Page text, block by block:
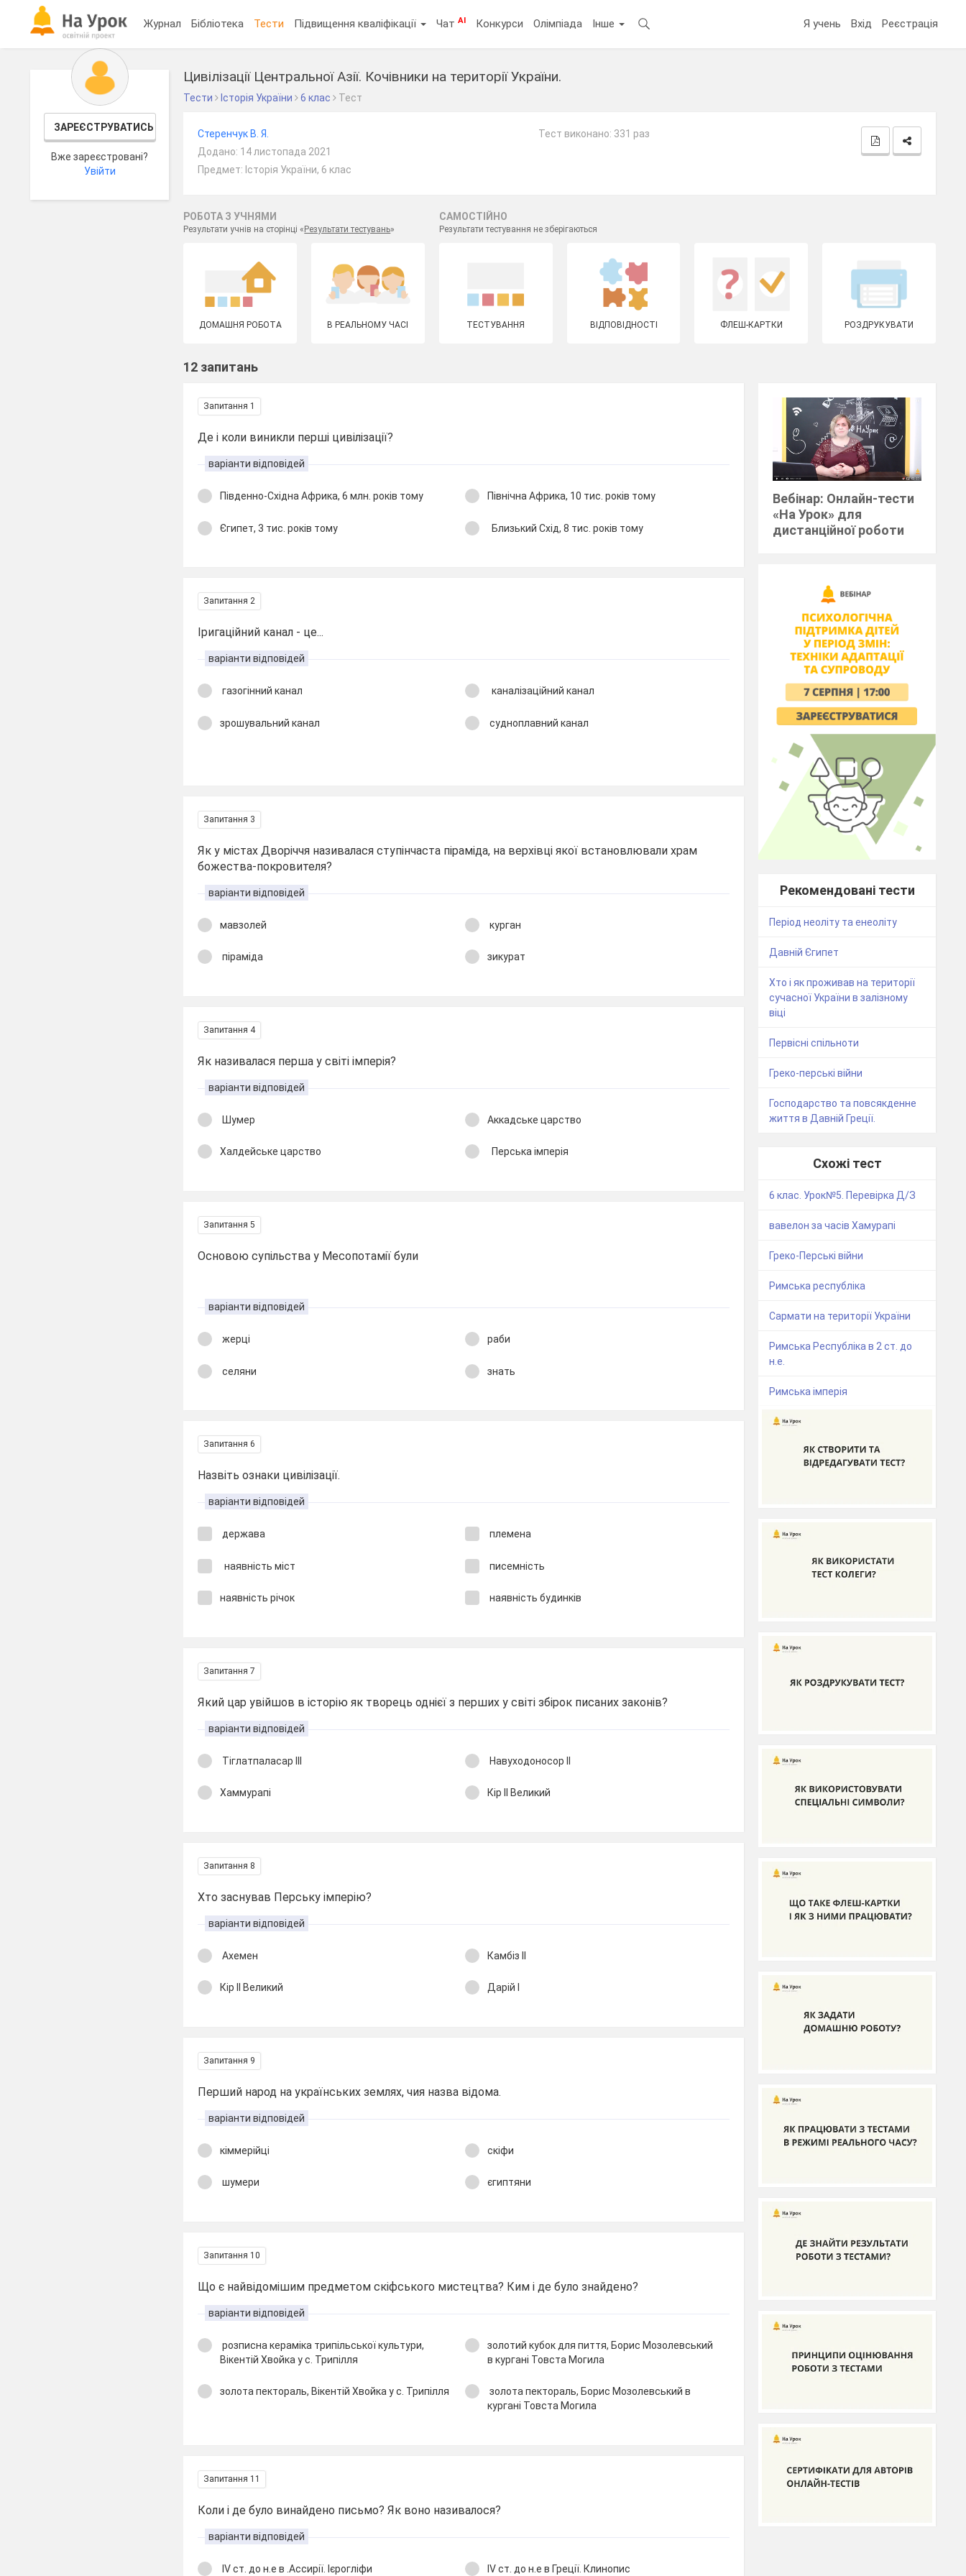
Журнал Бібліотека Тести Підвищення кваліфікації ЧатAI Конкурси Олімпіада Інше Я учень Вхід Реєстрація
ЗАРЕЄСТРУВАТИСЬ
Вже зареєстровані?
Увійти
Цивілізації Центральної Азії. Кочівники на території України.
Тести Історія України 6 клас Тест
Стеренчук В. Я.
Додано: 14 листопада 2021
Предмет: Історія України, 6 клас
Тест виконано: 331 раз
РОБОТА З УЧНЯМИ
Результати учнів на сторінці « Результати тестувань»
САМОСТІЙНО
Результати тестування не зберігаються
ДОМАШНЯ РОБОТА В РЕАЛЬНОМУ ЧАСІ ТЕСТУВАННЯ ВІДПОВІДНОСТІ ФЛЕШ-КАРТКИ РОЗДРУКУВАТИ
12 запитань
Запитання 1
Де і коли виникли перші цивілізації?
варіанти відповідей
Південно-Східна Африка, 6 млн. років тому Північна Африка, 10 тис. років тому
Єгипет, 3 тис. років тому Близький Схід, 8 тис. років тому
Запитання 2
Іригаційний канал - це...
варіанти відповідей
газогінний канал каналізаційний канал
зрошувальний канал судноплавний канал
Запитання 3
Як у містах Дворіччя називалася ступінчаста піраміда, на верхівці якої встановлювали храм
божества-покровителя?
варіанти відповідей
мавзолей курган
піраміда зикурат
Запитання 4
Як називалася перша у світі імперія?
варіанти відповідей
Шумер Аккадське царство
Халдейське царство Перська імперія
Запитання 5
Основою супільства у Месопотамії були
варіанти відповідей
жерці раби
селяни знать
Запитання 6
Назвіть ознаки цивілізації.
варіанти відповідей
держава племена
наявність міст писемність
наявність річок наявність будинків
Запитання 7
Який цар увійшов в історію як творець однієї з перших у світі збірок писаних законів?
варіанти відповідей
Тіглатпаласар ІІІ Навуходоносор ІІ
Хаммурапі Кір ІІ Великий
Запитання 8
Хто заснував Перську імперію?
варіанти відповідей
Ахемен Камбіз ІІ
Кір ІІ Великий Дарій І
Запитання 9
Перший народ на українських землях, чия назва відома.
варіанти відповідей
кіммерійці скіфи
шумери єгиптяни
Запитання 10
Що є найвідомішим предметом скіфського мистецтва? Ким і де було знайдено?
варіанти відповідей
розписна кераміка трипільської культури,
Вікентій Хвойка у с. Трипілля
золотий кубок для пиття, Борис Мозолевський
в кургані Товста Могила
золота пектораль, Вікентій Хвойка у с. Трипілля
золота пектораль, Борис Мозолевський в
кургані Товста Могила
Запитання 11
Коли і де було винайдено письмо? Як воно називалося?
варіанти відповідей
ІV ст. до н.е в .Ассирії. Ієрогліфи ІV ст. до н.е в Греції. Клинопис
Вебінар: Онлайн-тести
«На Урок» для
дистанційної роботи
Рекомендовані тести
Період неоліту та енеоліту
Давній Єгипет
Хто і як проживав на території
сучасної України в залізному
віці
Первісні спільноти
Греко-перські війни
Господарство та повсякденне
життя в Давній Греції.
Схожі тест
6 клас. Урок№5. Перевірка Д/З
вавелон за часів Хамурапі
Греко-Перські війни
Римська республіка
Сармати на території України
Римська Республіка в 2 ст. до
н.е.
Римська імперія